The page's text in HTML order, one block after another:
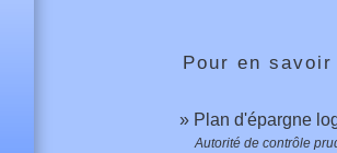
Pour en savoir
Plan d'épargne
Autorité de contrôle